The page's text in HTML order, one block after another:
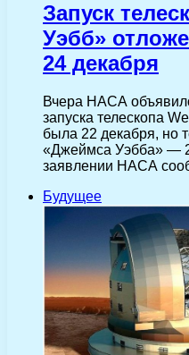
Запуск
Уэбб»
24 декабря
Вчера НАСА
запуска телескопа
была 22 декабря, но
«Джеймса Уэбба» —
заявлении НАСА
Будущее